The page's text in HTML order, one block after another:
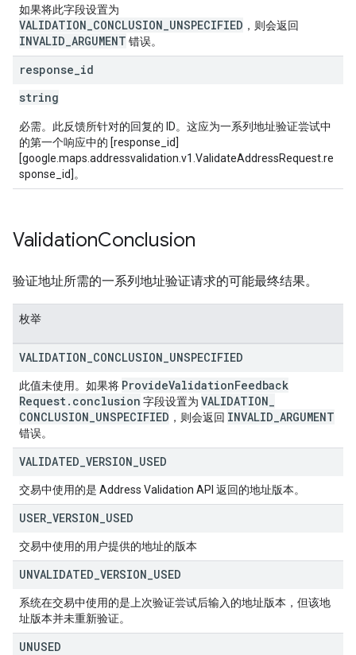
如果将此字段设置为
VALIDATION_CONCLUSION_UNSPECIFIED ，则会返回
INVALID_ARGUMENT 错误。
response id
string
必需。此反馈所针对的回复的 ID。这应为一系列地址验证尝试中
的第一个响应中的 [response_id]
[google.maps.addressvalidation.v1.ValidateAddressRequest.re
sponse_id]。
ValidationConclusion
验证地址所需的一系列地址验证请求的可能最终结果。
枚举
VALIDATION CONCLUSION UNSPECIFIED
此值未使用。如果将 ProvideValidationFeedback
Request. conclusion 字段设置为 VALIDATION
CONCLUSION UNSPECIFIED ，则会返回 INVALID ARGUMENT
错误。
VALIDATED VERSION USED
交易中使用的是 Address Validation API 返回的地址版本。
USER VERSION USED
交易中使用的用户提供的地址的版本
UNVALIDATED VERSION USED
系统在交易中使用的是上次验证尝试后输入的地址版本，但该地
址版本并未重新验证。
UNUSED